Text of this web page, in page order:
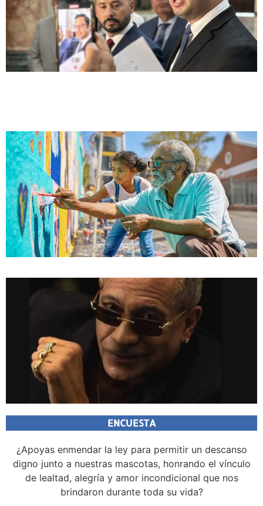
ENCUESTA
¿Apoyas enmendar la ley para permitir un descanso
digno junto a nuestras mascotas, honrando el vínculo
de lealtad, alegría y amor incondicional que nos
brindaron durante toda su vida?